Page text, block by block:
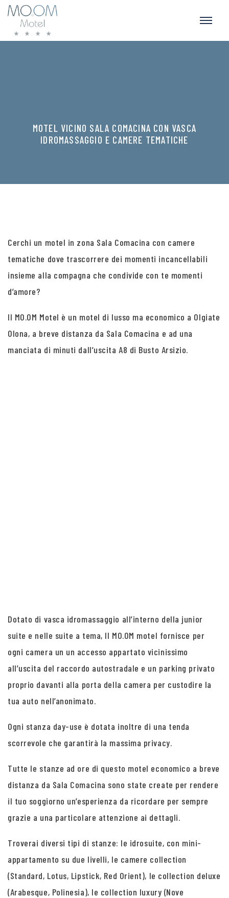
MOTEL VICINO SALA COMACINA CON VASCA
IDROMASSAGGIO E CAMERE TEMATICHE
Cerchi un motel in zona Sala Comacina con camere
tematiche dove trascorrere dei momenti incancellabili
insieme alla compagna che condivide con te momenti
d’amore?
Il MO.OM Motel è un motel di lusso ma economico a Olgiate
Olona, a breve distanza da Sala Comacina e ad una
manciata di minuti dall’uscita A8 di Busto Arsizio.
Dotato di vasca idromassaggio all’interno della junior
suite e nelle suite a tema, Il MO.OM motel fornisce per
ogni camera un un accesso appartato vicinissimo
all’uscita del raccordo autostradale e un parking privato
proprio davanti alla porta della camera per custodire la
tua auto nell’anonimato.
Ogni stanza day-use è dotata inoltre di una tenda
scorrevole che garantirà la massima privacy.
Tutte le stanze ad ore di questo motel economico a breve
distanza da Sala Comacina sono state create per rendere
il tuo soggiorno un’esperienza da ricordare per sempre
grazie a una particolare attenzione ai dettagli.
Troverai diversi tipi di stanze: le idrosuite, con mini-
appartamento su due livelli, le camere collection
(Standard, Lotus, Lipstick, Red Orient), le collection deluxe
(Arabesque, Polinesia), le collection luxury (Nove